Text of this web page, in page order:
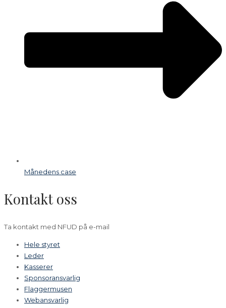
Månedens case
Kontakt oss
Ta kontakt med NFUD på e-mail
Hele styret
Leder
Kasserer
Sponsoransvarlig
Flaggermusen
Webansvarlig